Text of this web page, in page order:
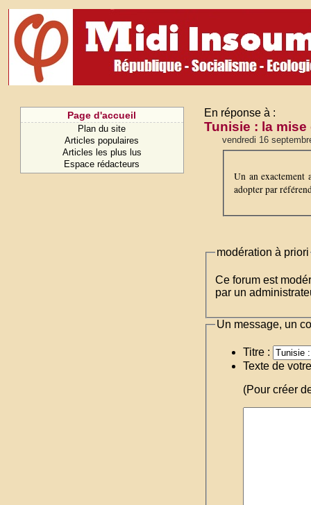
Page d'accueil
Plan du site
Articles populaires
Articles les plus lus
Espace rédacteurs
En réponse à :
Tunisie : la
vendredi 16
Un an
adopter par
modération à priori
Ce forum est
par un
Un message, un
Titre :
Texte de
(Pour créer